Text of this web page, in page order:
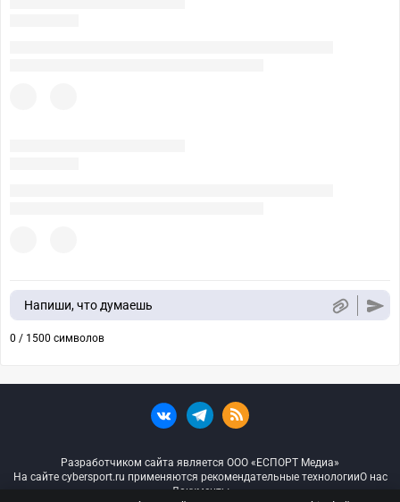
Напиши, что думаешь
0 / 1500 символов
Разработчиком сайта является ООО «ЕСПОРТ Медиа»
На сайте cybersport.ru применяются рекомендательные технологииО нас
Документы